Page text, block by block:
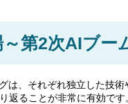
第2次AIブー
は、それぞれ独立した技
返ることが非常に有効で